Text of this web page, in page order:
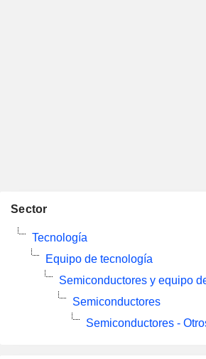
Sector
Tecnología
Equipo de tecnología
Semiconductores y equipo
Semiconductores
Semiconductores -